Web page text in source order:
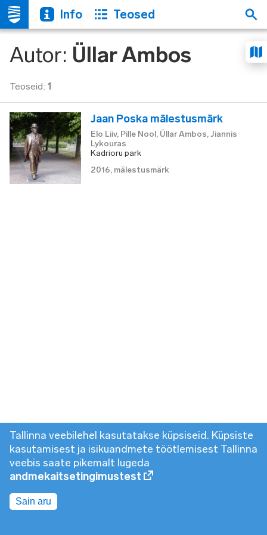
Info Teosed
Autor: Üllar Ambos
Teoseid: 1
Jaan Poska mälestusmärk
Elo Liiv, Pille Nool, Üllar Ambos, Jiannis
Lykouras
Kadrioru park
2016, mälestusmärk
Tallinna veebilehel kasutatakse küpsiseid. Küpsiste
kasutamisest ja isikuandmete töötlemisest Tallinna
veebis saate pikemalt lugeda
andmekaitsetingimustest
Sain aru